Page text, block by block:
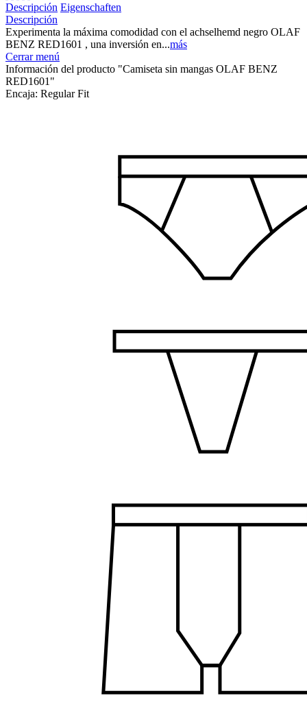
Descripción Eigenschaften
Descripción
Experimenta la máxima comodidad con el achselhemd negro OLAF
BENZ RED1601 , una inversión en...más
Cerrar menú
Información del producto "Camiseta sin mangas OLAF BENZ
RED1601"
Encaja: Regular Fit